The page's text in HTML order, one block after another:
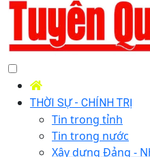
THỜI SỰ - CHÍNH TRỊ
Tin trong tỉnh
Tin trong nước
Xây dựng Đảng -